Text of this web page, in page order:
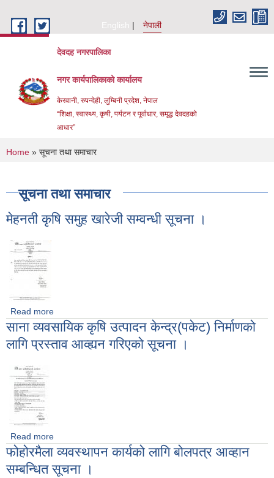
English
नेपाली
देवदह नगरपालिका
नगर कार्यपालिकाको कार्यालय
केरवानी, रुपन्देही, लुम्बिनी प्रदेश, नेपाल
“शिक्षा, स्वास्थ्य, कृषी, पर्यटन र पूर्वाधार, समृद्ध देवदहको
आधार”
You are here
Home » सूचना तथा समाचार
सूचना तथा समाचार
मेहनती कृषि समुह खारेजी सम्वन्धी सूचना ।
Read more
साना व्यवसायिक कृषि उत्पादन केन्द्र(पकेट) निर्माणको
लागि प्रस्ताव आव्ह्यन गरिएको सूचना ।
Read more
प्रस्ताव आव्ह्यन गरिएको सूचना ।
फोहोरमैला व्यवस्थापन कार्यको लागि बोलपत्र आव्हान
सम्बन्धित सूचना ।